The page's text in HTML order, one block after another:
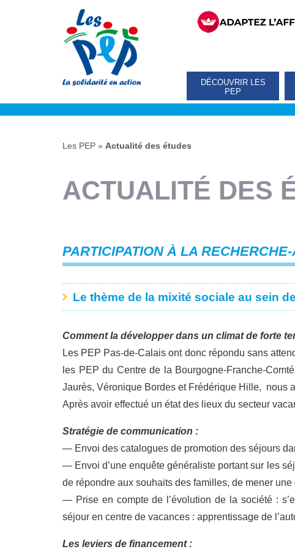
DÉCOUVRIR LES
PEP
Les PEP » Actualité des études
ACTUALITÉ DES
PARTICIPATION À LA
Le thème de la mixité sociale au sein
Comment la développer dans un climat de forte
Les PEP Pas-de-Calais ont donc répondu sans
les PEP du Centre de la Bourgogne-Franche-
Jaurès, Véronique Bordes et Frédérique Hille, nous
Après avoir effectué un état des lieux du secteur
Stratégie de communication :
— Envoi des catalogues de promotion des séjours
— Envoi d’une enquête généraliste portant sur les
de répondre aux souhaits des familles, de mener
— Prise en compte de l’évolution de la société :
séjour en centre de vacances : apprentissage de
Les leviers de financement :